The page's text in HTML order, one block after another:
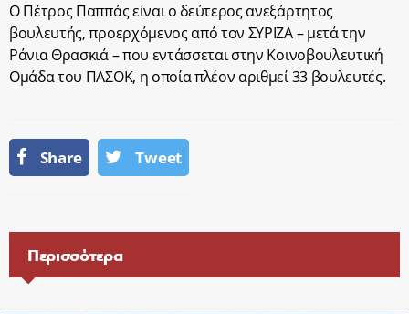
Ο Πέτρος Παππάς είναι ο δεύτερος ανεξάρτητος
βουλευτής, προερχόμενος από τον ΣΥΡΙΖΑ – μετά την
Ράνια Θρασκιά – που εντάσσεται στην Κοινοβουλευτική
Ομάδα του ΠΑΣΟΚ, η οποία πλέον αριθμεί 33 βουλευτές.
Share Tweet
Περισσότερα